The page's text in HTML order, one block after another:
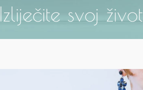
Izliječite svoj život